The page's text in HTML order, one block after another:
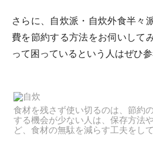
さらに、自炊派・自炊外食半々
費を節約する方法をお伺いして
って困っているという人はぜひ
食材を残さず使い切るのは、節約
する機会が少ない人は、保存方法
ど、食材の無駄を減らす工夫をして